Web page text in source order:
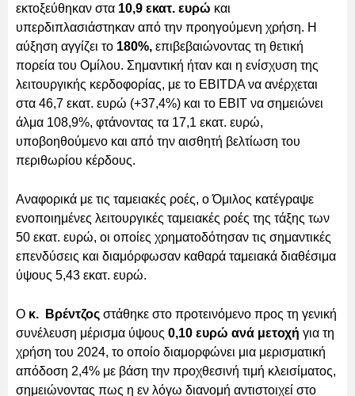
εκτοξεύθηκαν στα 10,9 εκατ. ευρώ και
υπερδιπλασιάστηκαν από την προηγούμενη χρήση. Η
αύξηση αγγίζει το 180%, επιβεβαιώνοντας τη θετική
πορεία του Ομίλου. Σημαντική ήταν και η ενίσχυση της
λειτουργικής κερδοφορίας, με το EBITDA να ανέρχεται
στα 46,7 εκατ. ευρώ (+37,4%) και το EBIT να σημειώνει
άλμα 108,9%, φτάνοντας τα 17,1 εκατ. ευρώ,
υποβοηθούμενο και από την αισθητή βελτίωση του
περιθωρίου κέρδους.
Αναφορικά με τις ταμειακές ροές, ο Όμιλος κατέγραψε
ενοποιημένες λειτουργικές ταμειακές ροές της τάξης των
50 εκατ. ευρώ, οι οποίες χρηματοδότησαν τις σημαντικές
επενδύσεις και διαμόρφωσαν καθαρά ταμειακά διαθέσιμα
ύψους 5,43 εκατ. ευρώ.
Ο κ. Βρέντζος στάθηκε στο προτεινόμενο προς τη γενική
συνέλευση μέρισμα ύψους 0,10 ευρώ ανά μετοχή για τη
χρήση του 2024, το οποίο διαμορφώνει μια μερισματική
απόδοση 2,4% με βάση την προχθεσινή τιμή κλεισίματος,
σημειώνοντας πως η εν λόγω διανομή αντιστοιχεί στο